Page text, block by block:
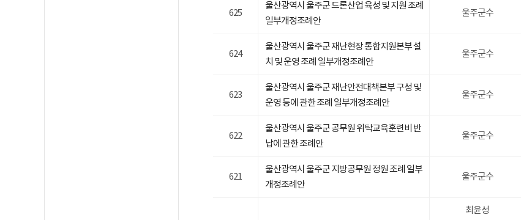
625
울산광역시 울주군 드론산업 육성 및 지원 조례
일부개정조례안
울주군수
624
울산광역시 울주군 재난현장 통합지원본부 설
치 및 운영 조례 일부개정조례안
울주군수
623
울산광역시 울주군 재난안전대책본부 구성 및
운영 등에 관한 조례 일부개정조례안
울주군수
622
울산광역시 울주군 공무원 위탁교육훈련비 반
납에 관한 조례안
울주군수
621
울산광역시 울주군 지방공무원 정원 조례 일부
개정조례안
울주군수
최윤성